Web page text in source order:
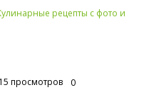
рецепты с фото и
просмотров 0